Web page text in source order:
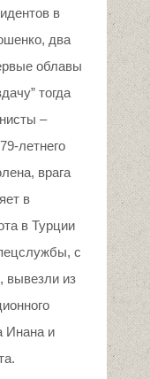
в
два
облавы
тогда
–
летнего
врага
в
в Турции
с
вывезли из
Инана и